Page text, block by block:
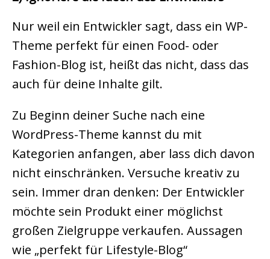
Nur weil ein Entwickler sagt, dass ein WP-
Theme perfekt für einen Food- oder
Fashion-Blog ist, heißt das nicht, dass das
auch für deine Inhalte gilt.
Zu Beginn deiner Suche nach eine
WordPress-Theme kannst du mit
Kategorien anfangen, aber lass dich davon
nicht einschränken. Versuche kreativ zu
sein. Immer dran denken: Der Entwickler
möchte sein Produkt einer möglichst
großen Zielgruppe verkaufen. Aussagen
wie „perfekt für Lifestyle-Blog“